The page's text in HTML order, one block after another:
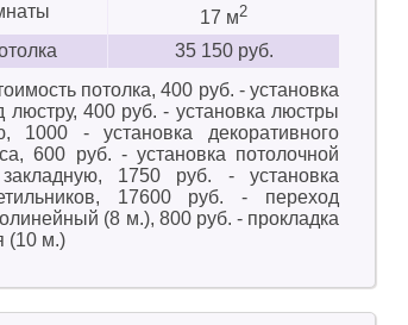
17 м2
35 150 руб.
потолка, 400 руб. - установка
люстру, 400 руб. - установка люстры
1000 - установка декоративного
600 руб. - установка потолочной
1750 руб. - установка
17600 руб. - переход
(8 м.), 800 руб. - прокладка
(10 м.)